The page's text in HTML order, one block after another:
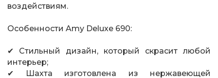
воздействиям.
Особенности Amy Deluxe 690:
✔ Стильный дизайн, который скрасит любой
интерьер;
✔ Шахта изготовлена из нержавеющей